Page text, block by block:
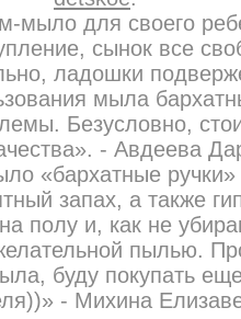
мыло для своего
сынок все
ладошки
мыла
Безусловно,
- Авдеева
«бархатные ручки»
запах, а также
на полу и, как не
пылью.
буду покупать
- Михина